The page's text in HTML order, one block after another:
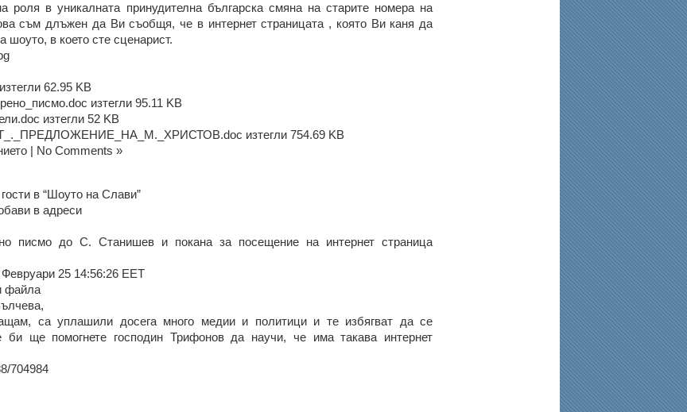
роля в уникалната принудителна българска смяна на старите номера на
съм длъжен да Ви съобщя, че в интернет страницата , която Ви каня да
шоуто, в което сте сценарист.
62.95 KB
изтегли 95.11 KB
изтегли 52 KB
изтегли 754.69 KB
| No Comments »
в “Шоуто на Слави”
в адреси
писмо до С. Станишев и покана за посещение на интернет страница
25 14:56:26 EET
файла
са уплашили досега много медии и политици и те избягват да се
ще помогнете господин Трифонов да научи, че има такава интернет
704984